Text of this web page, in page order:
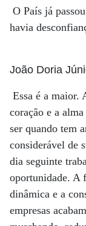
O País já
havia
João Doria
Essa é a maior.
coração e a
ser quando tem
considerável de
dia seguinte
oportunidade. A
dinâmica e a
empresas